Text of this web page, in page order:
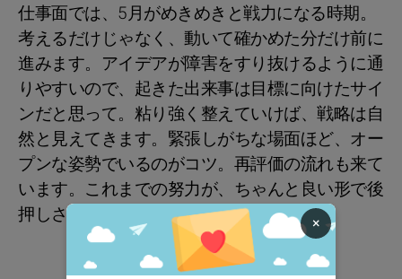
仕事面では、5月がめきめきと戦力になる時期。
考えるだけじゃなく、動いて確かめた分だけ前に
進みます。アイデアが障害をすり抜けるように通
りやすいので、起きた出来事は目標に向けたサイ
ンだと思って。粘り強く整えていけば、戦略は自
然と見えてきます。緊張しがちな場面ほど、オー
プンな姿勢でいるのがコツ。再評価の流れも来て
います。これまでの努力が、ちゃんと良い形で後
押しされるでしょう。今月のアドバイス
×